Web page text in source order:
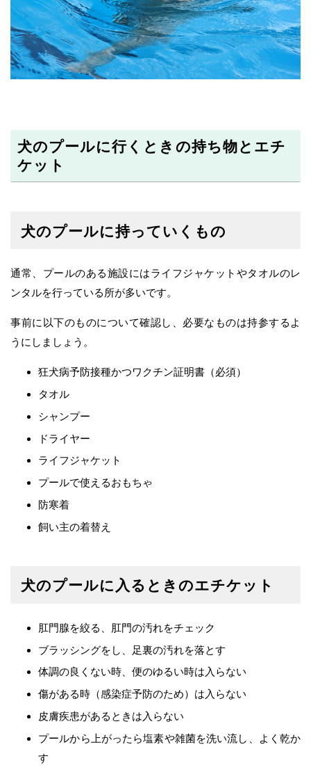
犬のプールに行くときの持ち物とエチ
ケット
犬のプールに持っていくもの
通常、プールのある施設にはライフジャケットやタオルのレ
ンタルを行っている所が多いです。
事前に以下のものについて確認し、必要なものは持参するよ
うにしましょう。
狂犬病予防接種かつワクチン証明書（必須）
タオル
シャンプー
ドライヤー
ライフジャケット
プールで使えるおもちゃ
防寒着
飼い主の着替え
犬のプールに入るときのエチケット
肛門腺を絞る、肛門の汚れをチェック
ブラッシングをし、足裏の汚れを落とす
体調の良くない時、便のゆるい時は入らない
傷がある時（感染症予防のため）は入らない
皮膚疾患があるときは入らない
プールから上がったら塩素や雑菌を洗い流し、よく乾か
す